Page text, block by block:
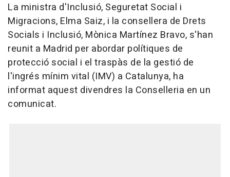
La ministra d'Inclusió, Seguretat Social i
Migracions, Elma Saiz, i la consellera de Drets
Socials i Inclusió, Mònica Martínez Bravo, s'han
reunit a Madrid per abordar polítiques de
protecció social i el traspàs de la gestió de
l'ingrés mínim vital (IMV) a Catalunya, ha
informat aquest divendres la Conselleria en un
comunicat.